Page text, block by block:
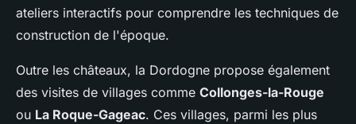
ateliers interactifs pour comprendre les techniques de
construction de l'époque.
Outre les châteaux, la Dordogne propose également
des visites de villages comme Collonges-la-Rouge
ou La Roque-Gageac. Ces villages, parmi les plus